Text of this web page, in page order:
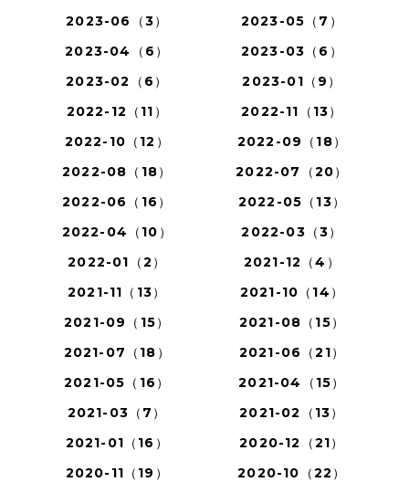
2023-06（3）
2023-05（7）
2023-04（6）
2023-03（6）
2023-02（6）
2023-01（9）
2022-12（11）
2022-11（13）
2022-10（12）
2022-09（18）
2022-08（18）
2022-07（20）
2022-06（16）
2022-05（13）
2022-04（10）
2022-03（3）
2022-01（2）
2021-12（4）
2021-11（13）
2021-10（14）
2021-09（15）
2021-08（15）
2021-07（18）
2021-06（21）
2021-05（16）
2021-04（15）
2021-03（7）
2021-02（13）
2021-01（16）
2020-12（21）
2020-11（19）
2020-10（22）